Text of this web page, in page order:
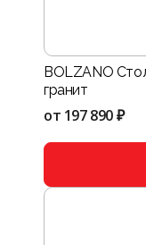
BOLZANO
гранит
от 197 890 ₽